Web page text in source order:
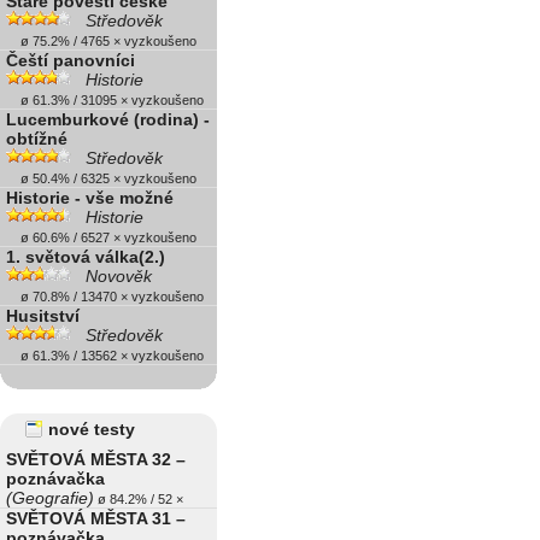
Středověk
ø 75.2% / 4765 × vyzkoušeno
Čeští panovníci
Historie
ø 61.3% / 31095 × vyzkoušeno
Lucemburkové (rodina) -
obtížné
Středověk
ø 50.4% / 6325 × vyzkoušeno
Historie - vše možné
Historie
ø 60.6% / 6527 × vyzkoušeno
1. světová válka(2.)
Novověk
ø 70.8% / 13470 × vyzkoušeno
Husitství
Středověk
ø 61.3% / 13562 × vyzkoušeno
nové testy
SVĚTOVÁ MĚSTA 32 –
poznávačka
(Geografie) ø 84.2% / 52 ×
SVĚTOVÁ MĚSTA 31 –